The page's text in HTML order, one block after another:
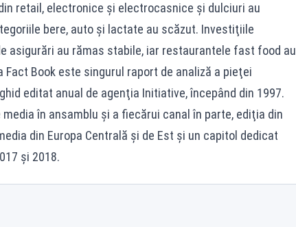
retail, electronice şi electrocasnice şi dulciuri au
bere, auto şi lactate au scăzut. Investiţiile
asigurări au rămas stabile, iar restaurantele fast food au
Book este singurul raport de analiză a pieţei
editat anual de agenţia Initiative, începând din 1997.
în ansamblu şi a fiecărui canal în parte, ediţia din
din Europa Centrală şi de Est şi un capitol dedicat
şi 2018.